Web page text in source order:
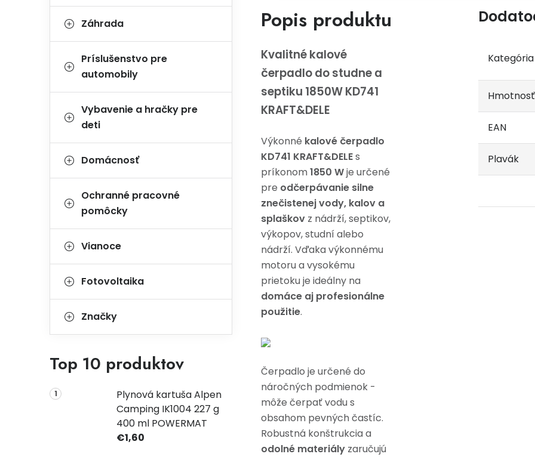
Záhrada
Príslušenstvo pre
automobily
Vybavenie a hračky pre
deti
Domácnosť
Ochranné pracovné
pomôcky
Vianoce
Fotovoltaika
Značky
Top 10 produktov
Plynová kartuša Alpen
Camping IK1004 227 g
400 ml POWERMAT
€1,60
Popis produktu
Kvalitné kalové
čerpadlo do studne a
septiku 1850W KD741
KRAFT&DELE
Výkonné kalové čerpadlo
KD741 KRAFT&DELEs
príkonom1850 Wje určené
pre odčerpávanie silne
znečistenej vody, kalov a
splaškov z nádrží, septikov,
výkopov, studní alebo
nádrží. Vďaka výkonnému
motoru a vysokému
prietoku je ideálny na
domáce aj profesionálne
použitie.
Čerpadlo je určené do
náročných podmienok -
môže čerpať vodu s
obsahom pevných častíc.
Robustná konštrukcia a
odolné materiály zaručujú
Kategória
Hmotnosť
EAN
Plavák